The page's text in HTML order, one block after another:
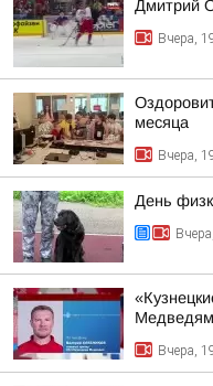
Дмитрий
Вчера,
месяца
Вчера,
День
Вчера,